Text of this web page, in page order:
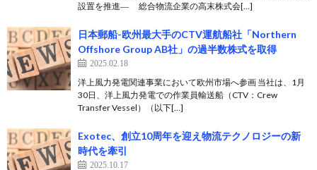
設置を推進― 総合物流企業の高末株式会[…]
日本郵船-欧州最大手のCTV運航船社「Northern
Offshore Group AB社」の過半数株式を取得
2025.02.18
洋上風力発電関連事業において欧州市場へ参画 当社は、1月
30日、洋上風力発電での作業員輸送船（CTV：Crew
Transfer Vessel）（以下[…]
Exotec、創立10周年を迎え物流テクノロジーの新
時代を牽引
2025.10.17